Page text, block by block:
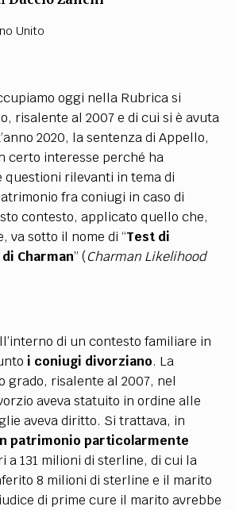
Unito
oggi nella Rubrica si
risalente al 2007 e di cui si è avuta
2020, la sentenza di Appello,
certo interesse perché ha
rilevanti in tema di
fra coniugi in caso di
contesto, applicato quello che,
va sotto il nome di “Test di
Charman” (Charman Likelihood
di un contesto familiare in
i coniugi divorziano. La
grado, risalente al 2007, nel
aveva statuito in ordine alle
aveva diritto. Si trattava, in
patrimonio particolarmente
a 131 milioni di sterline, di cui la
8 milioni di sterline e il marito
di prime cure il marito avrebbe